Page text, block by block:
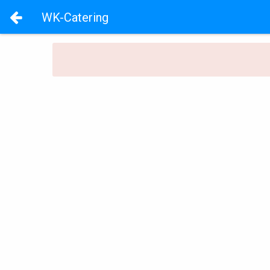
WK-Catering